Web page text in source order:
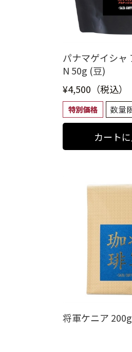
パナマゲイシャ
N 50g (豆)
¥4,500（税込）
将軍ケニア